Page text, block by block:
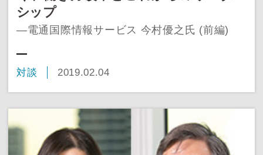
シップ
―電通国際情報サービス 今村優之氏 (前編)
対談 2019.02.04